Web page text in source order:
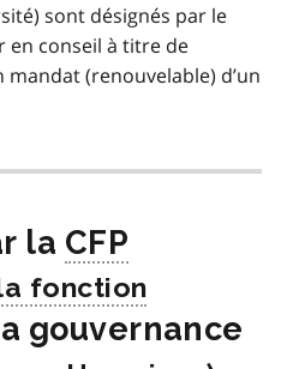
sont désignés par le
en conseil à titre de
(renouvelable) d’un
la CFP
gouvernance